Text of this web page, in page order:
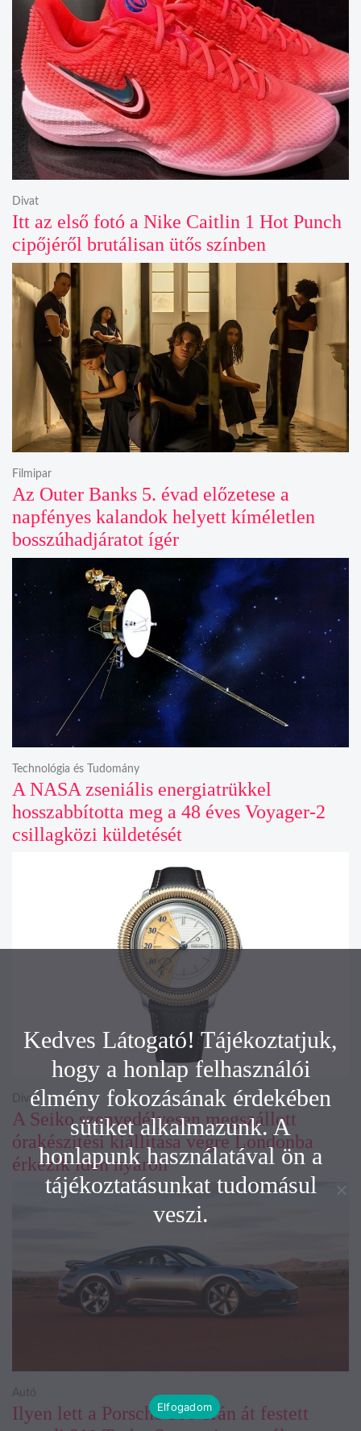
Itt az első fotó a Nike Caitlin 1 Hot Punch
cipőjéről brutálisan ütős színben
Divat
Az Outer Banks 5. évad előzetese a
napfényes kalandok helyett kíméletlen
bosszúhadjáratot ígér
Filmipar
A NASA zseniális energiatrükkel
hosszabbította meg a 48 éves Voyager-2
csillagközi küldetését
Technológia és Tudomány
A Seiko szenvedélyesen megszállott
órakészítési kiállítása végre Londonba
érkezik idén nyáron
Divat
Ilyen lett a Porsche 300 órán át festett
Autó
Kedves Látogató! Tájékoztatjuk,
hogy a honlap felhasználói
élmény fokozásának érdekében
sütiket alkalmazunk. A
honlapunk használatával ön a
tájékoztatásunkat tudomásul
veszi.
Elfogadom